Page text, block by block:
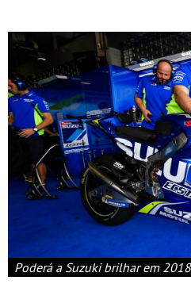
Poderá a Suzuki brilhar em